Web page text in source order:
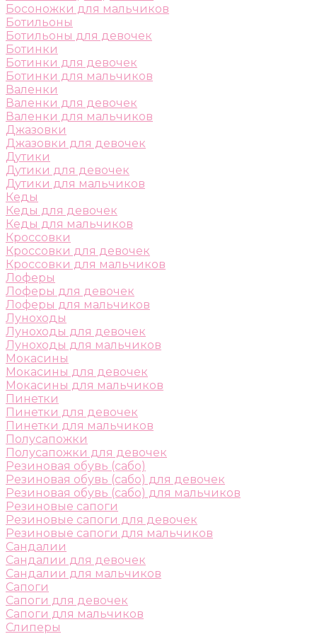
Босоножки для мальчиков
Ботильоны
Ботильоны для девочек
Ботинки
Ботинки для девочек
Ботинки для мальчиков
Валенки
Валенки для девочек
Валенки для мальчиков
Джазовки
Джазовки для девочек
Дутики
Дутики для девочек
Дутики для мальчиков
Кеды
Кеды для девочек
Кеды для мальчиков
Кроссовки
Кроссовки для девочек
Кроссовки для мальчиков
Лоферы
Лоферы для девочек
Лоферы для мальчиков
Луноходы
Луноходы для девочек
Луноходы для мальчиков
Мокасины
Мокасины для девочек
Мокасины для мальчиков
Пинетки
Пинетки для девочек
Пинетки для мальчиков
Полусапожки
Полусапожки для девочек
Резиновая обувь (сабо)
Резиновая обувь (сабо) для девочек
Резиновая обувь (сабо) для мальчиков
Резиновые сапоги
Резиновые сапоги для девочек
Резиновые сапоги для мальчиков
Сандалии
Сандалии для девочек
Сандалии для мальчиков
Сапоги
Сапоги для девочек
Сапоги для мальчиков
Слиперы